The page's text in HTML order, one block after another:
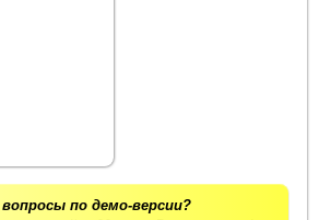
по демо-версии?